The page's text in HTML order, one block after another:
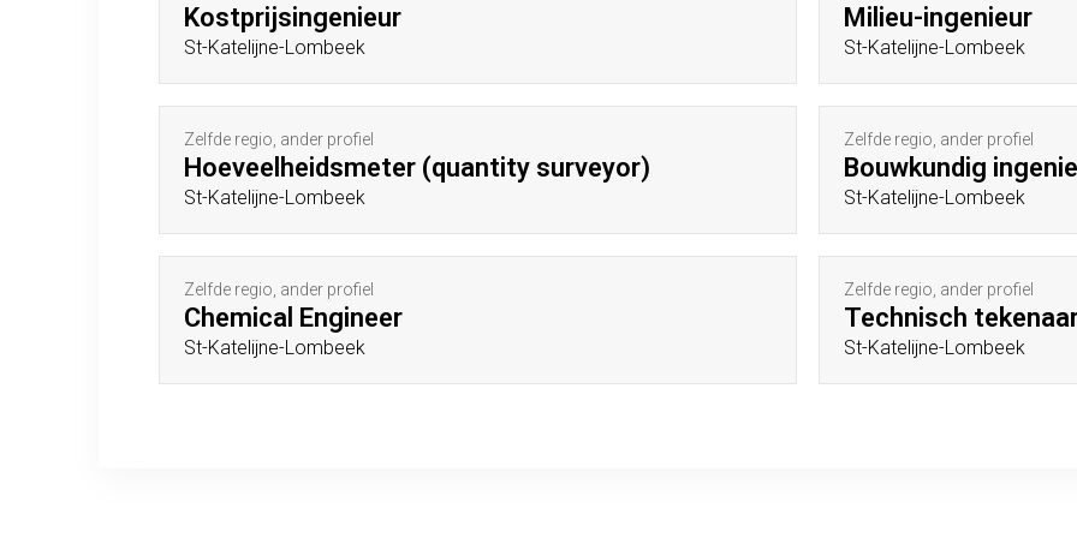
Kostprijsingenieur
St-Katelijne-Lombeek
Milieu-ingenieur
St-Katelijne-Lombeek
Zelfde regio, ander profiel
Hoeveelheidsmeter (quantity surveyor)
St-Katelijne-Lombeek
Zelfde regio, ander profiel
Bouwkundig
St-Katelijne-Lombeek
Zelfde regio, ander profiel
Chemical Engineer
St-Katelijne-Lombeek
Zelfde regio, ander profiel
Technisch
St-Katelijne-Lombeek